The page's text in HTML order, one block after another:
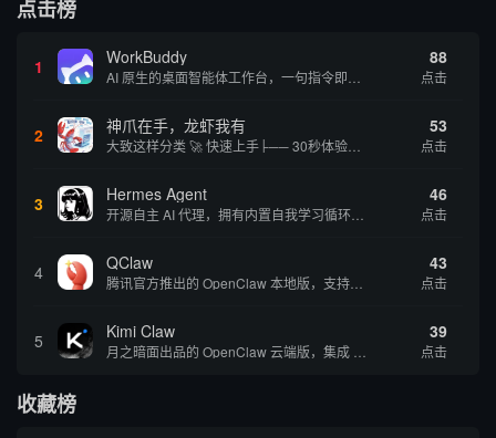
点击榜
1 WorkBuddy 88
点击
2 神爪在手，龙虾我有 53
点击
3 Hermes Agent 46
点击
4 QClaw 43
点击
5 Kimi Claw 39
点击
收藏榜